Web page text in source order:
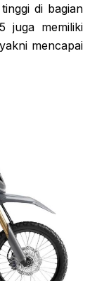
di bagian
juga memiliki
mencapai